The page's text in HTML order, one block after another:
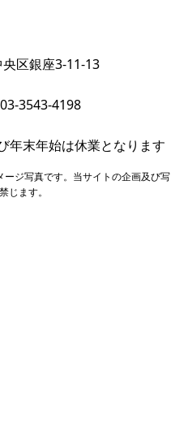
区銀座3-11-13
3543-4198
年末年始は休業となります
ジ写真です。当サイトの企画及び写
じます。